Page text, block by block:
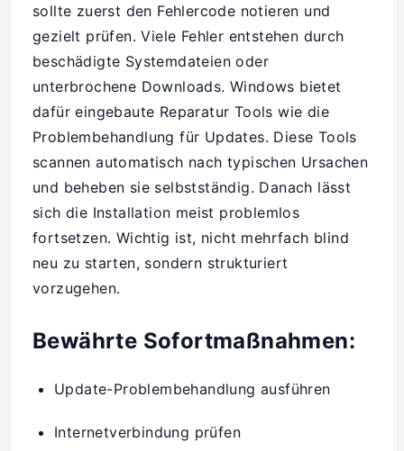
sollte zuerst den Fehlercode notieren und
gezielt prüfen. Viele Fehler entstehen durch
beschädigte Systemdateien oder
unterbrochene Downloads. Windows bietet
dafür eingebaute Reparatur Tools wie die
Problembehandlung für Updates. Diese Tools
scannen automatisch nach typischen Ursachen
und beheben sie selbstständig. Danach lässt
sich die Installation meist problemlos
fortsetzen. Wichtig ist, nicht mehrfach blind
neu zu starten, sondern strukturiert
vorzugehen.
Bewährte Sofortmaßnahmen:
Update-Problembehandlung ausführen
Internetverbindung prüfen